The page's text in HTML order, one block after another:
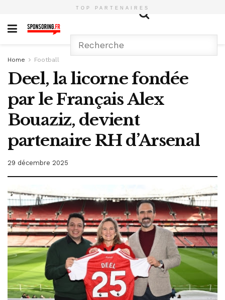
TOP PARTENAIRES
Home Football
Deel, la licorne fondée
par le Français Alex
Bouaziz, devient
partenaire RH d’Arsenal
29 décembre 2025